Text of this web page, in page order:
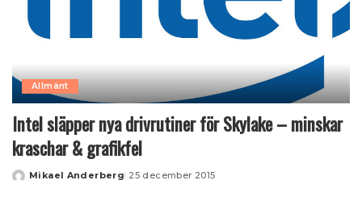
Allmänt
Intel släpper nya drivrutiner för Skylake – minskar
kraschar & grafikfel
Posted
Mikael Anderberg 25 december 2015